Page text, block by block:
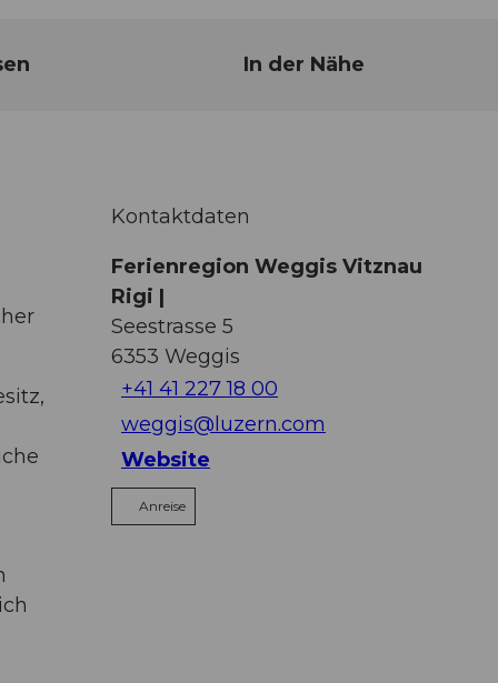
In der Nähe
Kontaktdaten
Ferienregion Weggis Vitznau
Rigi |
Seestrasse 5
6353 Weggis
+41 41 227 18 00
weggis@luzern.com
Website
Anreise